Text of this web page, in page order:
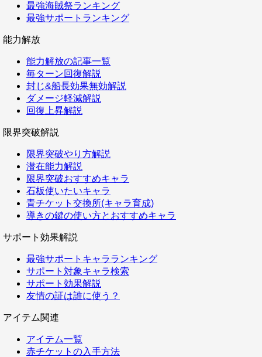
最強海賊祭ランキング
最強サポートランキング
能力解放
能力解放の記事一覧
毎ターン回復解説
封じ&船長効果無効解説
ダメージ軽減解説
回復上昇解説
限界突破解説
限界突破やり方解説
潜在能力解説
限界突破おすすめキャラ
石板使いたいキャラ
青チケット交換所(キャラ育成)
導きの鍵の使い方とおすすめキャラ
サポート効果解説
最強サポートキャラランキング
サポート対象キャラ検索
サポート効果解説
友情の証は誰に使う？
アイテム関連
アイテム一覧
赤チケットの入手方法